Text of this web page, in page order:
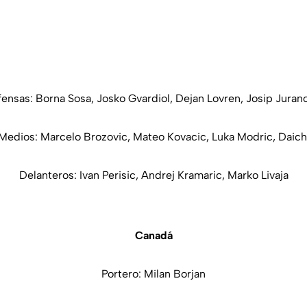
Borna Sosa, Josko Gvardiol, Dejan Lovren, Josip
Marcelo Brozovic, Mateo Kovacic, Luka Modric,
Delanteros: Ivan Perisic, Andrej Kramaric, Marko Livaja
Canadá
Portero: Milan Borjan